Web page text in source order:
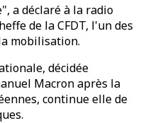
a déclaré à la radio
de la CFDT, l'un des
mobilisation.
décidée
Macron après la
continue elle de